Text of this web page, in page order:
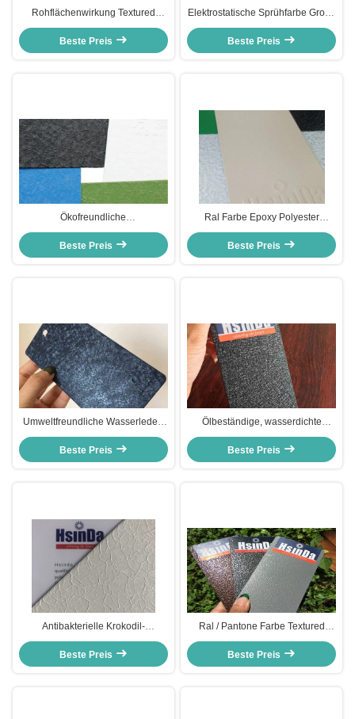
Rohflächenwirkung Textured
Pulverbeschichtung
Elektrostatische Sprühfarbe
Beste Preis
Elektrostatische Sprühfarbe Große
grobe, texturierte
Pulverbeschichtung
Umweltschonend
Beste Preis
Ökofreundliche
Rauffflächenwirkung Textured
Powder Coat ISO9001
Chemikalienbeständigkeit
Beste Preis
Ral Farbe Epoxy Polyester
Textured Pulver Beschichtung
Oberflächen für Metallmöbel
Beste Preis
Umweltfreundliche Wasserleder-
Pulverwäsche für Topf oder
Pfanne
Beste Preis
Ölbeständige, wasserdichte
Pulverbeschichtung, ungiftige
Spray-Pulverbeschichtung
Beste Preis
Antibakterielle Krokodil-
Pulverbeschichtung, Innenmöbel
Crackle Pulverbeschichtung
Beste Preis
Ral / Pantone Farbe Textured
Pulvercoat Hohe Wärmeverteilung
für Metallveredelung
Beste Preis